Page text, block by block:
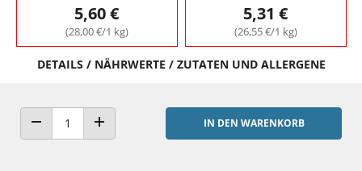
5,60 €
(28,00 €/1 kg)
5,31 €
(26,55 €/1 kg)
DETAILS / NÄHRWERTE / ZUTATEN UND ALLERGENE
ANZAHL VERRINGERNANZAHL ERHÖHEN
IN DEN WARENKORB